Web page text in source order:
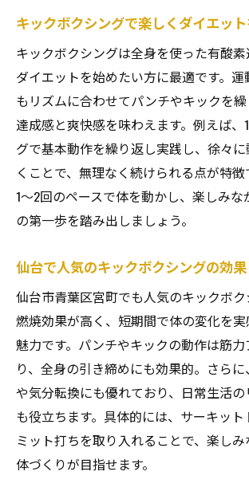
シング
キックボクシングで無理なく
ット法
全身を動かすキックボクシングで
焼
キックボクシングの全身運動
肪燃焼
キックボクシングが女性に選ば
仙台で体感できるキックボクシ
エット効果
脂肪燃焼に最適なキックボク
ント
キックボクシングで楽しみな
る方法
継続しやすいキックボクシン
ダイエット継続ならキックボクシ
キックボクシングで続けやすい
キックボクシングで楽しくダイエッ
キックボクシングは全身を使った有酸素
ダイエットを始めたい方に最適です。
もリズムに合わせてパンチやキックを繰
達成感と爽快感を味わえます。例えば、
グで基本動作を繰り返し実践し、徐々
くことで、無理なく続けられる点が特
1〜2回のペースで体を動かし、楽しみな
の第一歩を踏み出しましょう。
仙台で人気のキックボクシングの効
仙台市青葉区宮町でも人気のキックボ
燃焼効果が高く、短期間で体の変化を
魅力です。パンチやキックの動作は筋
り、全身の引き締めにも効果的。さら
や気分転換にも優れており、日常生活
も役立ちます。具体的には、サーキッ
ミット打ちを取り入れることで、楽し
体づくりが目指せます。